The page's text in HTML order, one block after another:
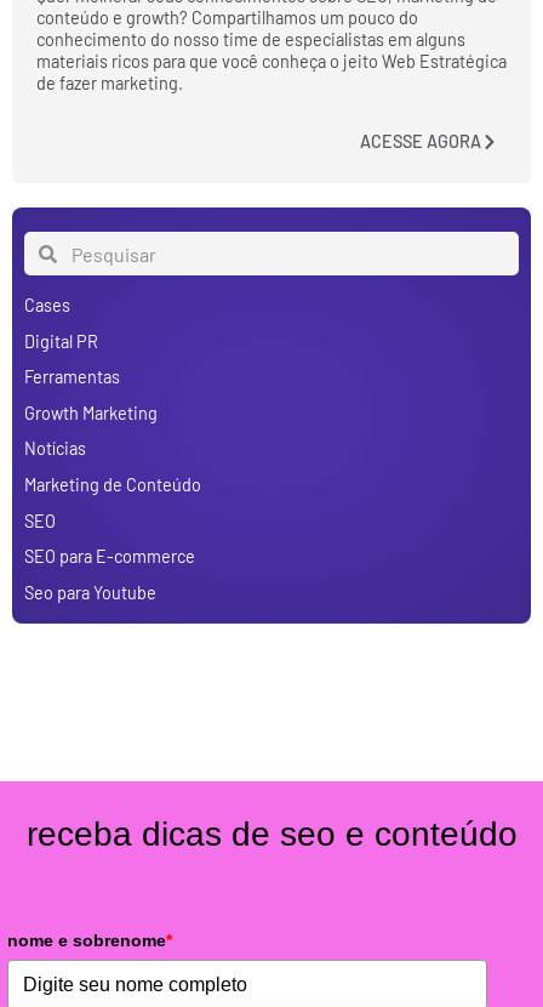
conteúdo e growth? Compartilhamos um pouco do
conhecimento do nosso time de especialistas em alguns
materiais ricos para que você conheça o jeito Web Estratégica
de fazer marketing.
ACESSE AGORA
Cases
Digital PR
Ferramentas
Growth Marketing
Notícias
Marketing de Conteúdo
SEO
SEO para E-commerce
Seo para Youtube
receba dicas de seo e conteúdo
nome e sobrenome*